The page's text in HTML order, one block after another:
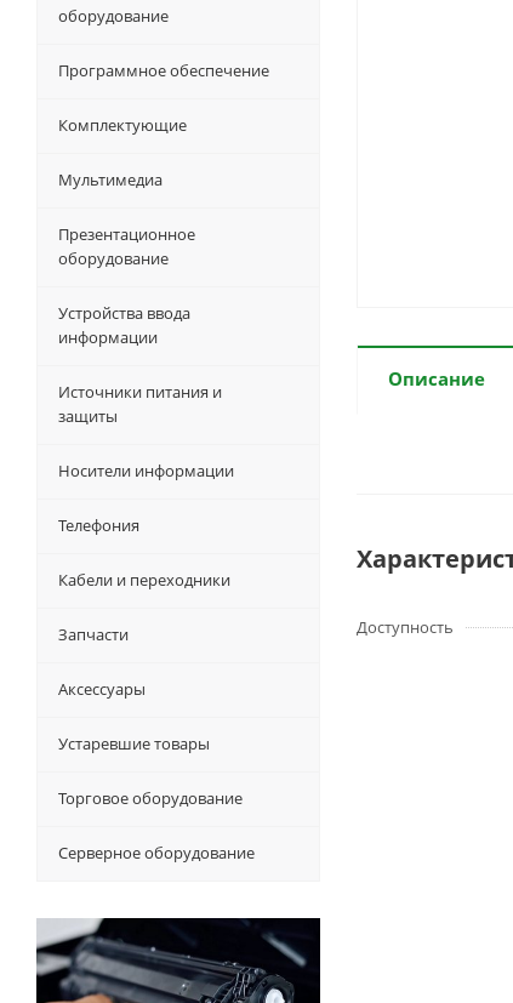
Описание
Доступность
оборудование
Программное обеспечение
Комплектующие
Мультимедиа
Презентационное
оборудование
Устройства ввода
информации
Источники питания и
защиты
Носители информации
Телефония
Кабели и переходники
Запчасти
Аксессуары
Устаревшие товары
Торговое оборудование
Серверное оборудование